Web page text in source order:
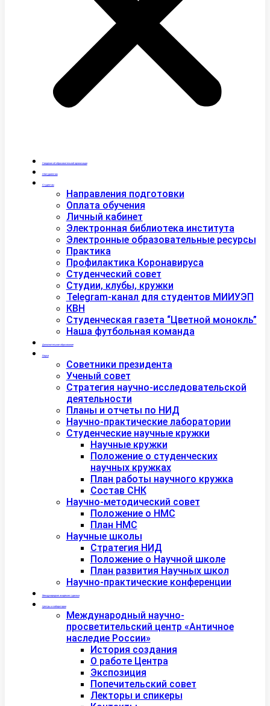
Сведения об образовательной организации
Абитуриентам
Студентам
Направления подготовки
Оплата обучения
Личный кабинет
Электронная библиотека института
Электронные образовательные ресурсы
Практика
Профилактика Коронавируса
Студенческий совет
Студии, клубы, кружки
Telegram-канал для студентов МИИУЭП
КВН
Студенческая газета “Цветной монокль”
Наша футбольная команда
Дополнительное образование
Наука
Советники президента
Ученый совет
Стратегия научно-исследовательской
деятельности
Планы и отчеты по НИД
Научно-практические лаборатории
Студенческие научные кружки
Научные кружки
Положение о студенческих
научных кружках
План работы научного кружка
Состав СНК
Научно-методический совет
Положение о НМС
План НМС
Научные школы
Стратегия НИД
Положение о Научной школе
План развития Научных школ
Научно-практические конференции
Международная академия туризма
Центры и лаборатории
Международный научно-
просветительский центр «Античное
наследие России»
История создания
О работе Центра
Экспозиция
Попечительский совет
Лекторы и спикеры